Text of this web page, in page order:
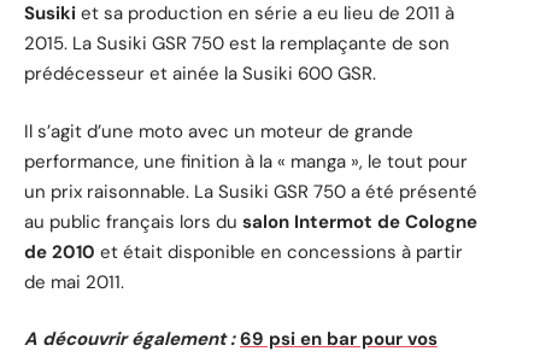
Susiki et sa production en série a eu lieu de 2011 à
2015. La Susiki GSR 750 est la remplaçante de son
prédécesseur et ainée la Susiki 600 GSR.
Il s’agit d’une moto avec un moteur de grande
performance, une finition à la « manga », le tout pour
un prix raisonnable. La Susiki GSR 750 a été présenté
au public français lors du salon Intermot de Cologne
de 2010 et était disponible en concessions à partir
de mai 2011.
A découvrir également : 69 psi en bar pour vos